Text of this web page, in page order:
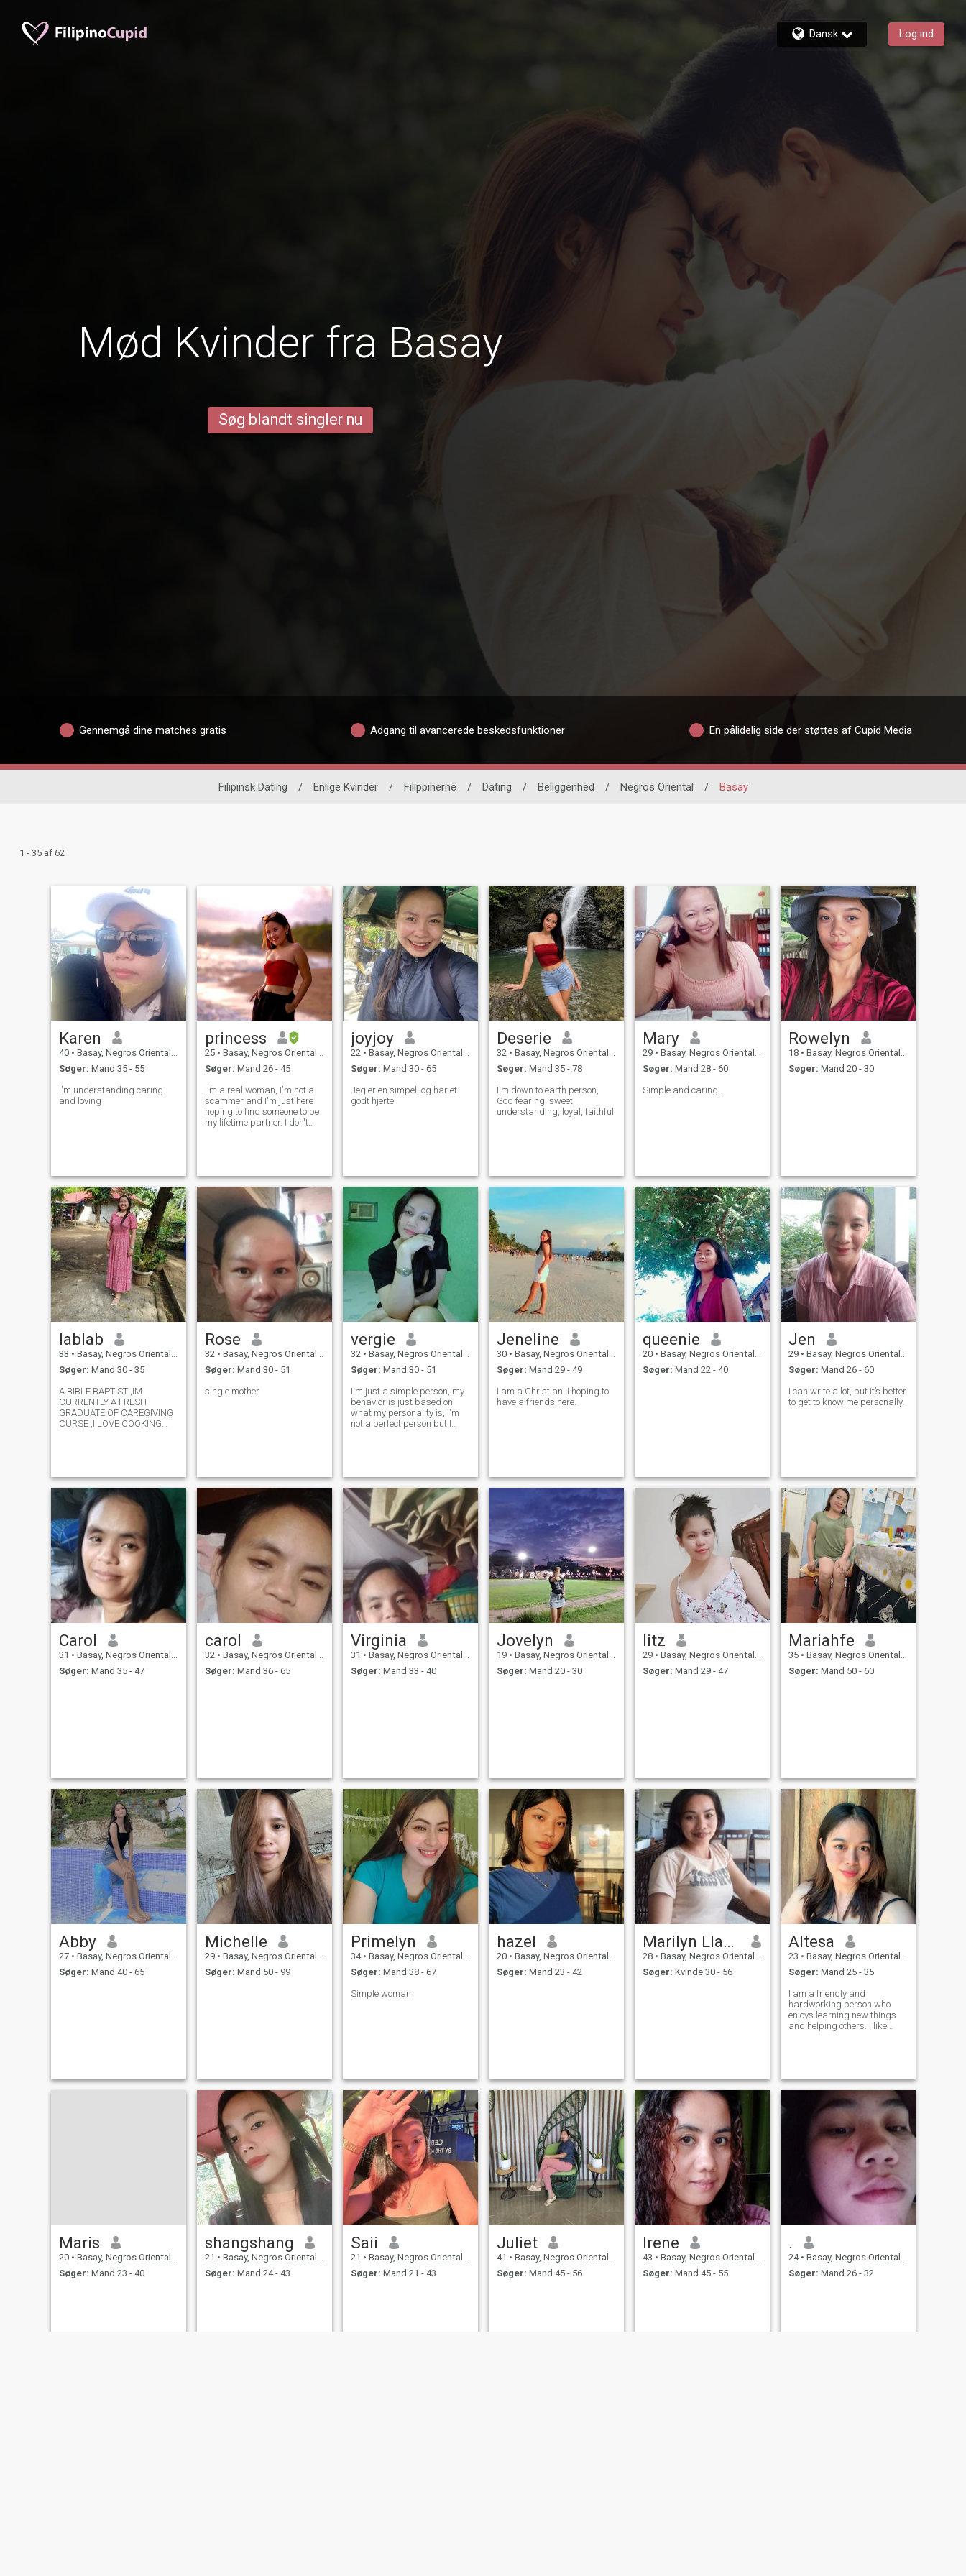
Dansk Log ind
Mød Kvinder fra Basay
Søg blandt singler nu
Gennemgå dine matches gratis Adgang til avancerede beskedsfunktioner En pålidelig side der støttes af Cupid Media
Filipinsk Dating / Enlige Kvinder / Filippinerne / Dating / Beliggenhed / Negros Oriental / Basay
1 - 35 af 62
Karen
40 • Basay, Negros Oriental, Filippinerne
Søger: Mand 35 - 55
I'm understanding caring
and loving
princess
25 • Basay, Negros Oriental, Filippinerne
Søger: Mand 26 - 45
I'm a real woman, I'm not a
scammer and I'm just here
hoping to find someone to be
my lifetime partner. I don't
joyjoy
22 • Basay, Negros Oriental, Filippinerne
Søger: Mand 30 - 65
Jeg er en simpel, og har et
godt hjerte
Deserie
32 • Basay, Negros Oriental, Filippinerne
Søger: Mand 35 - 78
I'm down to earth person,
God fearing, sweet,
understanding, loyal, faithful
Mary
29 • Basay, Negros Oriental, Filippinerne
Søger: Mand 28 - 60
Simple and caring..
Rowelyn
18 • Basay, Negros Oriental, Filippinerne
Søger: Mand 20 - 30
lablab
33 • Basay, Negros Oriental, Filippinerne
Søger: Mand 30 - 35
A BIBLE BAPTIST ,IM
CURRENTLY A FRESH
GRADUATE OF CAREGIVING
CURSE ,I LOVE COOKING
Rose
32 • Basay, Negros Oriental, Filippinerne
Søger: Mand 30 - 51
single mother
vergie
32 • Basay, Negros Oriental, Filippinerne
Søger: Mand 30 - 51
I'm just a simple person, my
behavior is just based on
what my personality is, I'm
not a perfect person but I
have,
Jeneline
30 • Basay, Negros Oriental, Filippinerne
Søger: Mand 29 - 49
I am a Christian. I hoping to
have a friends here.
queenie
20 • Basay, Negros Oriental, Filippinerne
Søger: Mand 22 - 40
Jen
29 • Basay, Negros Oriental, Filippinerne
Søger: Mand 26 - 60
I can write a lot, but it’s better
to get to know me personally.
Carol
31 • Basay, Negros Oriental, Filippinerne
Søger: Mand 35 - 47
carol
32 • Basay, Negros Oriental, Filippinerne
Søger: Mand 36 - 65
Virginia
31 • Basay, Negros Oriental, Filippinerne
Søger: Mand 33 - 40
Jovelyn
19 • Basay, Negros Oriental, Filippinerne
Søger: Mand 20 - 30
litz
29 • Basay, Negros Oriental, Filippinerne
Søger: Mand 29 - 47
Mariahfe
35 • Basay, Negros Oriental, Filippinerne
Søger: Mand 50 - 60
Abby
27 • Basay, Negros Oriental, Filippinerne
Søger: Mand 40 - 65
Michelle
29 • Basay, Negros Oriental, Filippinerne
Søger: Mand 50 - 99
Primelyn
34 • Basay, Negros Oriental, Filippinerne
Søger: Mand 38 - 67
Simple woman
hazel
20 • Basay, Negros Oriental, Filippinerne
Søger: Mand 23 - 42
Marilyn Llamos
28 • Basay, Negros Oriental, Filippinerne
Søger: Kvinde 30 - 56
Altesa
23 • Basay, Negros Oriental, Filippinerne
Søger: Mand 25 - 35
I am a friendly and
hardworking person who
enjoys learning new things
and helping others. I like
Maris
20 • Basay, Negros Oriental, Filippinerne
Søger: Mand 23 - 40
shangshang
21 • Basay, Negros Oriental, Filippinerne
Søger: Mand 24 - 43
Saii
21 • Basay, Negros Oriental, Filippinerne
Søger: Mand 21 - 43
Juliet
41 • Basay, Negros Oriental, Filippinerne
Søger: Mand 45 - 56
Irene
43 • Basay, Negros Oriental, Filippinerne
Søger: Mand 45 - 55
.
24 • Basay, Negros Oriental, Filippinerne
Søger: Mand 26 - 32